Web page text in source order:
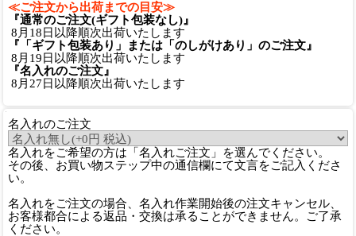
≪ご注文から出荷までの目安≫
『通常のご注文(ギフト包装なし)』
8月18日以降順次出荷いたします
『「ギフト包装あり」または「のしがけあり」のご注文』
8月19日以降順次出荷いたします
『名入れのご注文』
8月27日以降順次出荷いたします
名入れのご注文
名入れをご希望の方は「名入れご注文」を選んでください。
その後、お買い物ステップ中の通信欄にて文言をご記入くださ
い。
名入れをご注文の場合、名入れ作業開始後の注文キャンセル、
お客様都合による返品・交換は承ることができません。ご了承
ください。